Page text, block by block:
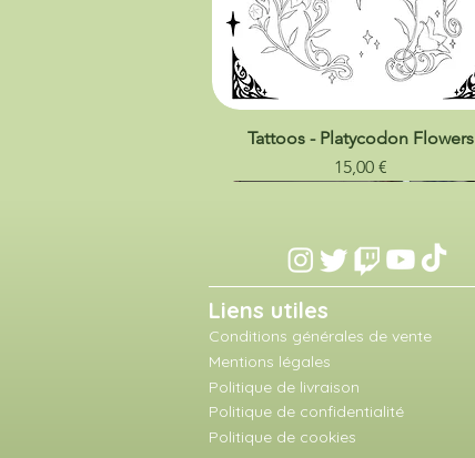
Tattoos - Platycodon Flowers
Prix
15,00 €
Liens utiles
Conditions générales de vente
Mentions légales
Politique de livraison
Politique de confidentialité
Politique de cookies